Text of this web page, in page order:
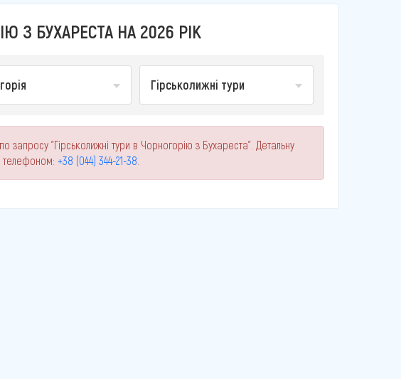
З БУХАРЕСТА НА 2026 РІК
Гірськолижні тури
запросу "Гірськолижні тури в Чорногорію з Бухареста". Детальну
телефоном: +38 (044) 344-21-38